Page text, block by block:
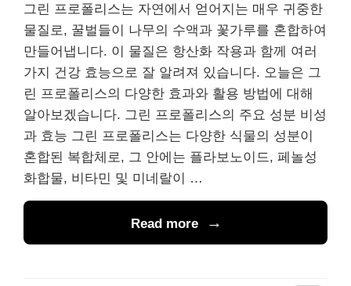
그린 프로폴리스는 자연에서 얻어지는 매우 귀중한
물질로, 꿀벌들이 나무의 수액과 꽃가루를 혼합하여
만들어냅니다. 이 물질은 항산화 작용과 함께 여러
가지 건강 효능으로 잘 알려져 있습니다. 오늘은 그
린 프로폴리스의 다양한 효과와 활용 방법에 대해
알아보겠습니다. 그린 프로폴리스의 주요 성분 비성
과 효능 그린 프로폴리스는 다양한 식물의 성분이
혼합된 복합체로, 그 안에는 플라보노이드, 페놀성
화합물, 비타민 및 미네랄이 …
Read more